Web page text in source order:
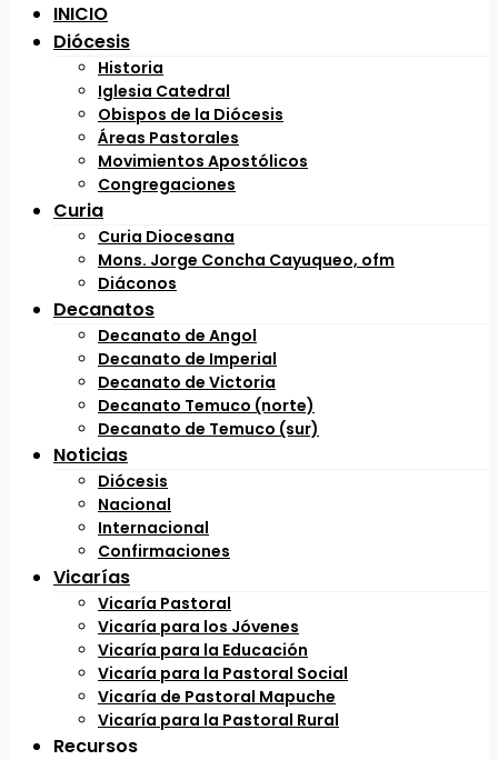
INICIO
Diócesis
Historia
Iglesia Catedral
Obispos de la Diócesis
Áreas Pastorales
Movimientos Apostólicos
Congregaciones
Curia
Curia Diocesana
Mons. Jorge Concha Cayuqueo, ofm
Diáconos
Decanatos
Decanato de Angol
Decanato de Imperial
Decanato de Victoria
Decanato Temuco (norte)
Decanato de Temuco (sur)
Noticias
Diócesis
Nacional
Internacional
Confirmaciones
Vicarías
Vicaría Pastoral
Vicaría para los Jóvenes
Vicaría para la Educación
Vicaría para la Pastoral Social
Vicaría de Pastoral Mapuche
Vicaría para la Pastoral Rural
Recursos